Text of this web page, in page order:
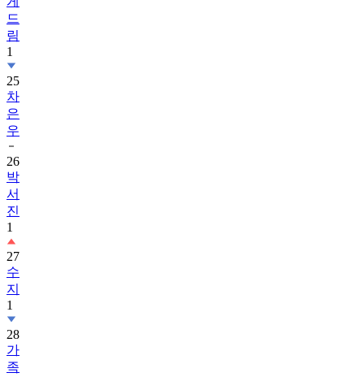
드
림
1
25
차
은
우
26
박
서
진
1
27
수
지
1
28
가
족